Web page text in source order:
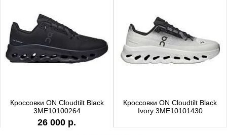
Кроссовки ON Cloudtilt Black
3ME10100264
26 000 р.
Кроссовки ON Cloudtilt Black
Ivory 3ME10101430